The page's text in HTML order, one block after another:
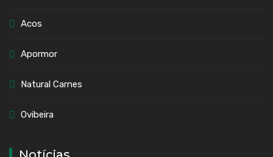
Acos
Apormor
Natural Carnes
Ovibeira